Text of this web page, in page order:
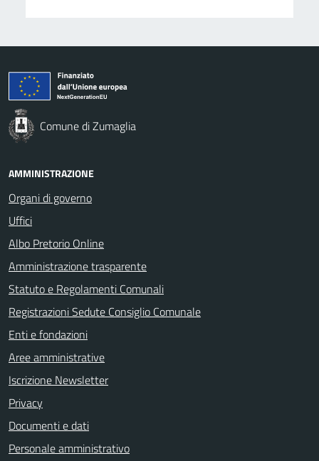
Comune di Zumaglia
AMMINISTRAZIONE
Organi di governo
Uffici
Albo Pretorio Online
Amministrazione trasparente
Statuto e Regolamenti Comunali
Registrazioni Sedute Consiglio Comunale
Enti e fondazioni
Aree amministrative
Iscrizione Newsletter
Privacy
Documenti e dati
Personale amministrativo